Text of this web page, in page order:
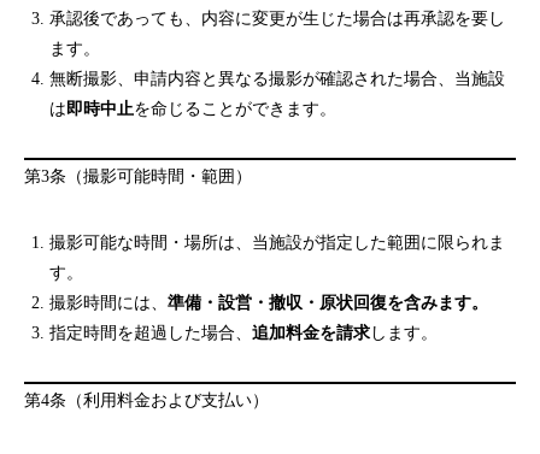
承認後であっても、内容に変更が生じた場合は再承認を要し
ます。
無断撮影、申請内容と異なる撮影が確認された場合、当施設
は即時中止を命じることができます。
第3条（撮影可能時間・範囲）
撮影可能な時間・場所は、当施設が指定した範囲に限られま
す。
撮影時間には、 準備・設営・撤収・原状回復を含みます。
指定時間を超過した場合、 追加料金を請求 します。
第4条（利用料金および支払い）